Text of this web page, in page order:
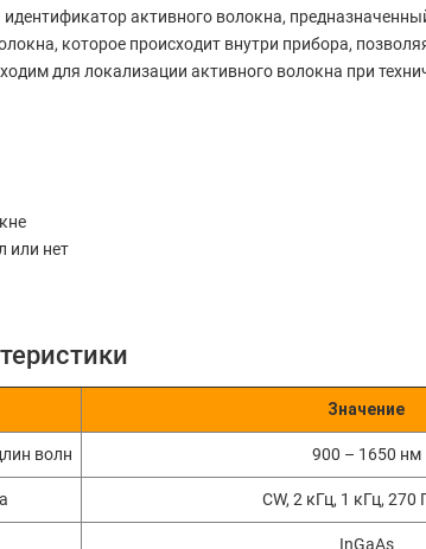
активного волокна,
которое происходит внутри прибора,
для локализации активного волокна при
или нет
Значение
волн 900 – 1650 нм
CW, 2 кГц, 1 кГц, 270
InGaAs